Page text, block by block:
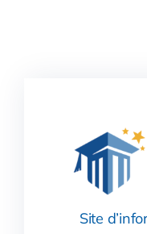
Site